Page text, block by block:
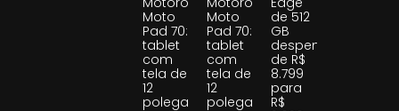
Moto
Pad 70:
tablet
com
tela de
12
polegadas
Moto
Pad 70:
tablet
com
tela de
12
polegadas
de 512
GB
despenca
de R$
8.799
para
R$